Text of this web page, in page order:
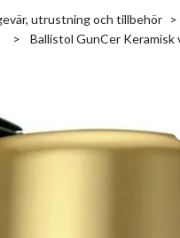
utrustning och tillbehör
Ballistol GunCer Keramisk